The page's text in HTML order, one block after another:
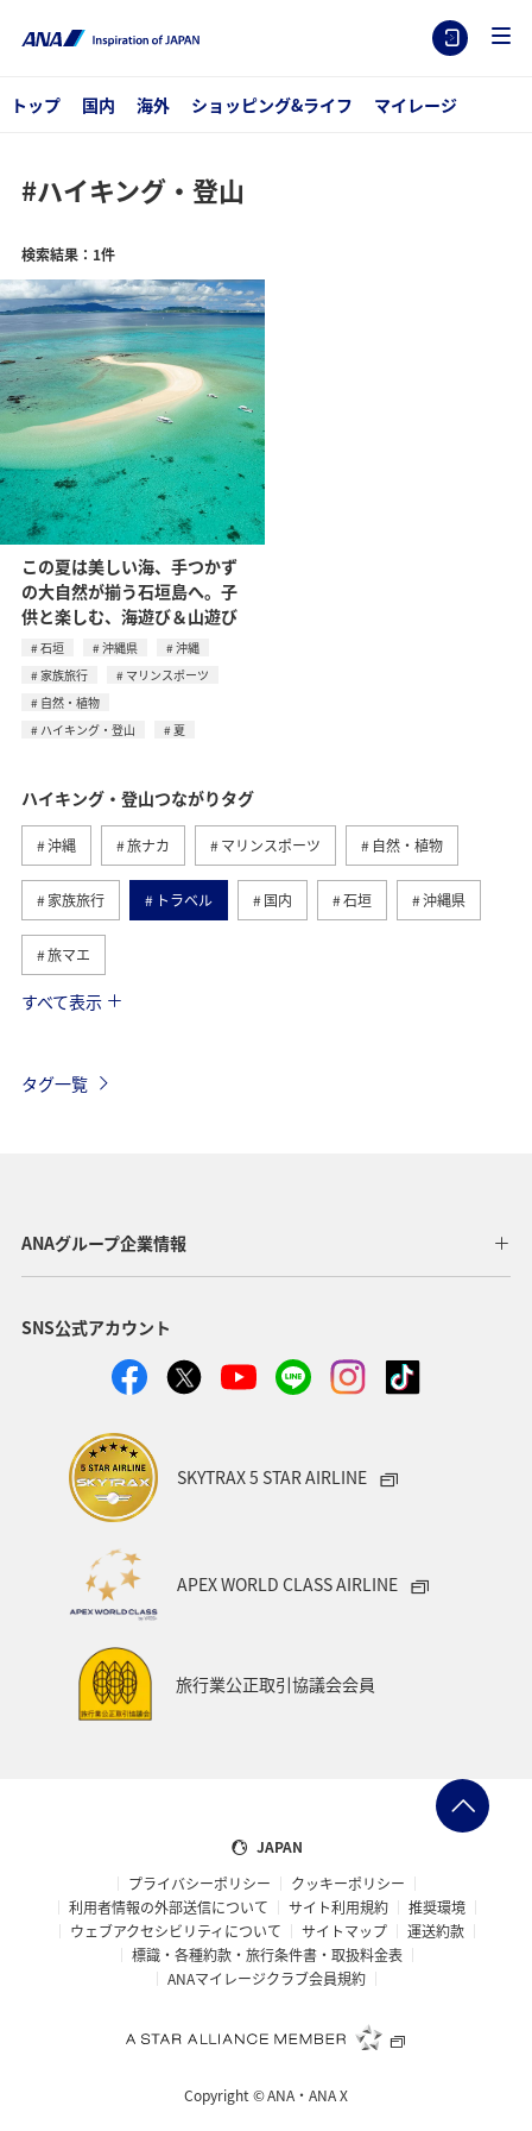
トップ 国内 海外 ショッピング&ライフ マイレージ
#ハイキング・登山
検索結果：1件
この夏は美しい海、手つかず
の大自然が揃う石垣島へ。子
供と楽しむ、海遊び＆山遊び
石垣 沖縄県
沖縄
家族旅行
マリンスポーツ
自然・植物
ハイキング・登山
夏
ハイキング・登山つながりタグ
沖縄 旅ナカ マリンスポーツ 自然・植物
家族旅行 トラベル 国内 石垣 沖縄県
旅マエ
夏
すべて表示
タグ一覧
ANAグループ企業情報
SNS公式アカウント
SKYTRAX 5 STAR AIRLINE
APEX WORLD CLASS AIRLINE
旅行業公正取引協議会会員
JAPAN
プライバシーポリシー
クッキーポリシー
利用者情報の外部送信について
サイト利用規約
推奨環境
ウェブアクセシビリティについて
サイトマップ
運送約款
標識・各種約款・旅行条件書・取扱料金表
ANAマイレージクラブ会員規約
Copyright ©ANA・ANA X